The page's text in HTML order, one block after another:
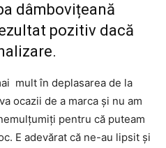
dâmbovițeană
pozitiv dacă
mult în deplasarea de la
ocazii de a marca și nu am
pentru că puteam
E adevărat că ne-au lipsit și